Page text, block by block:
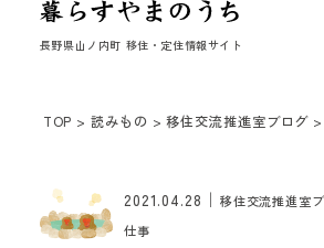
長野県山ノ内町 移住・定住情報サイト
文字サイズ 小 中
トップ
TOP >読みもの >移住交流推進室ブログ
2021.04.28 ｜ 移住交流推進室
仕事